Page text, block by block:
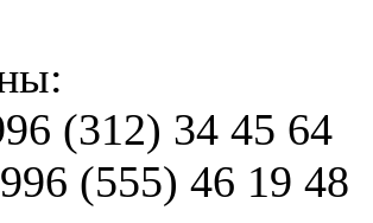
(312) 34 45 64
(555) 46 19 48